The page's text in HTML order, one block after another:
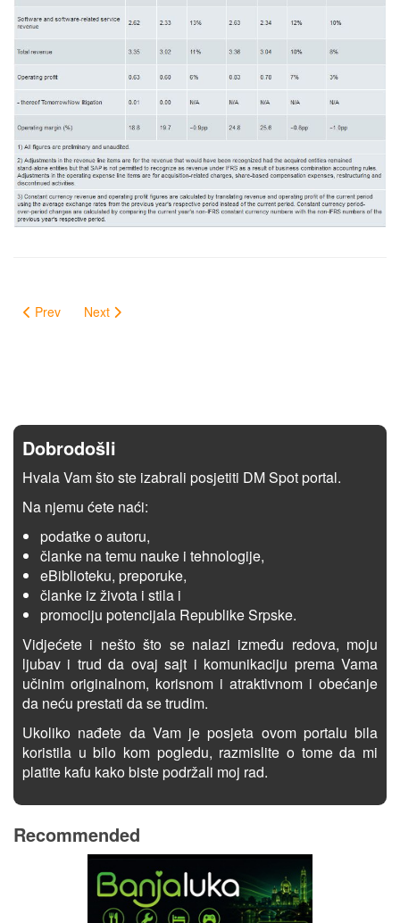
Prev Next
Dobrodošli
Hvala Vam što ste izabrali posjetiti DM Spot portal.
Na njemu ćete naći:
podatke o autoru,
članke na temu nauke i tehnologije,
eBiblioteku, preporuke,
članke iz života i stila i
promociju potencijala Republike Srpske.
Vidjećete i nešto što se nalazi između redova, moju
ljubav i trud da ovaj sajt i komunikaciju prema Vama
učinim originalnom, korisnom i atraktivnom i obećanje
da neću prestati da se trudim.
Ukoliko nađete da Vam je posjeta ovom portalu bila
koristila u bilo kom pogledu, razmislite o tome da mi
platite kafu kako biste podržali moj rad.
Recommended